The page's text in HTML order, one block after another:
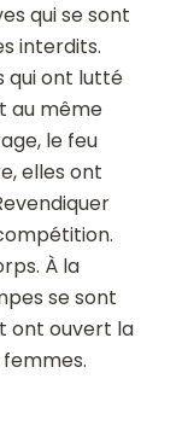
qui se sont
interdits.
qui ont lutté
au même
le feu
elles ont
À la
se sont
ont ouvert la